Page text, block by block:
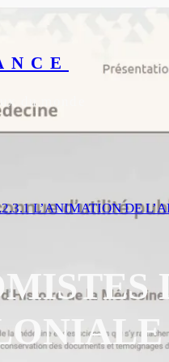
du monde
L’ANIMATION DE